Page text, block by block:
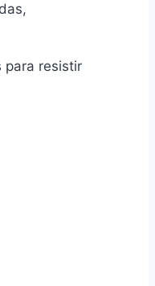
para resistir